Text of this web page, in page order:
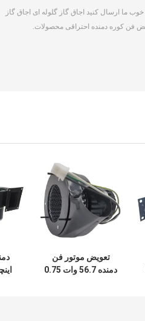
تعویض موتور فن
دمنده 56.7 وات 0.75